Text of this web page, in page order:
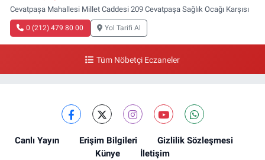
Cevatpaşa Mahallesi Millet Caddesi 209 Cevatpaşa Sağlık Ocağı Karşısı
0 (212) 479 80 00 Yol Tarifi Al
Tüm Nöbetçi Eczaneler
Canlı Yayın Erişim Bilgileri
Gizlilik Sözleşmesi
Künye
İletişim